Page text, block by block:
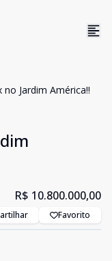
Jardim América!!
R$ 10.800.000,00
Favorito